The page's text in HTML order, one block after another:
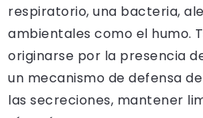
respiratorio, una bacteria,
ambientales como el humo.
originarse por la presencia
un mecanismo de defensa
las secreciones, mantener